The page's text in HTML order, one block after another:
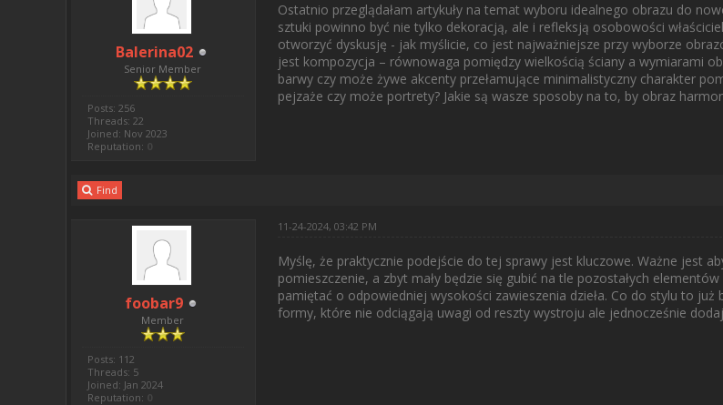
Balerina02
Senior Member
Posts: 256
Threads: 22
Joined: Nov 2023
Reputation: 0
Ostatnio przeglądałam artykuły na temat wyboru idealnego obrazu do
sztuki powinno być nie tylko dekoracją, ale i refleksją osobowości
otworzyć dyskusję - jak myślicie, co jest najważniejsze przy wyborze
jest kompozycja – równowaga pomiędzy wielkością ściany a wymiarami
barwy czy może żywe akcenty przełamujące minimalistyczny charakter
pejzaże czy może portrety? Jakie są wasze sposoby na to, by obraz
Find
foobar9
Member
Posts: 112
Threads: 5
Joined: Jan 2024
Reputation: 0
11-24-2024, 03:42 PM
Myślę, że praktycznie podejście do tej sprawy jest kluczowe. Ważne jest
pomieszczenie, a zbyt mały będzie się gubić na tle pozostałych
pamiętać o odpowiedniej wysokości zawieszenia dzieła. Co do stylu to
formy, które nie odciągają uwagi od reszty wystroju ale jednocześnie